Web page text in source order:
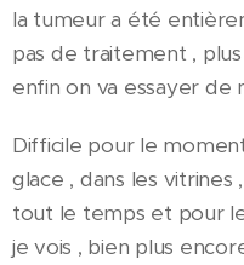
la tumeur a été
pas de traitement ,
enfin on va essayer de
Difficile pour le
glace , dans les
tout le temps et pour
je vois , bien plus